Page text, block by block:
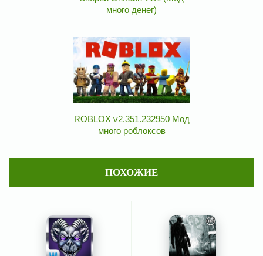
много денег)
ROBLOX v2.351.232950 Мод
много роблоксов
ПОХОЖИЕ